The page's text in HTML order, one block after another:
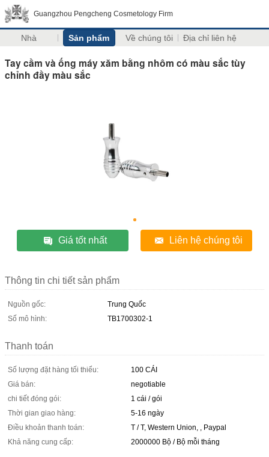
Guangzhou Pengcheng Cosmetology Firm
Nhà Sản phẩm Về chúng tôi Địa chỉ liên hệ
Tay cầm và ống máy xăm bằng nhôm có màu sắc tùy
chỉnh đầy màu sắc
Giá tốt nhất Liên hệ chúng tôi
Thông tin chi tiết sản phẩm
Nguồn gốc:
Trung Quốc
Số mô hình:
TB1700302-1
Thanh toán
Số lượng đặt hàng tối thiểu:
100 CÁI
Giá bán:
negotiable
chi tiết đóng gói:
1 cái / gói
Thời gian giao hàng:
5-16 ngày
Điều khoản thanh toán:
T / T, Western Union, , Paypal
Khả năng cung cấp:
2000000 Bộ / Bộ mỗi tháng